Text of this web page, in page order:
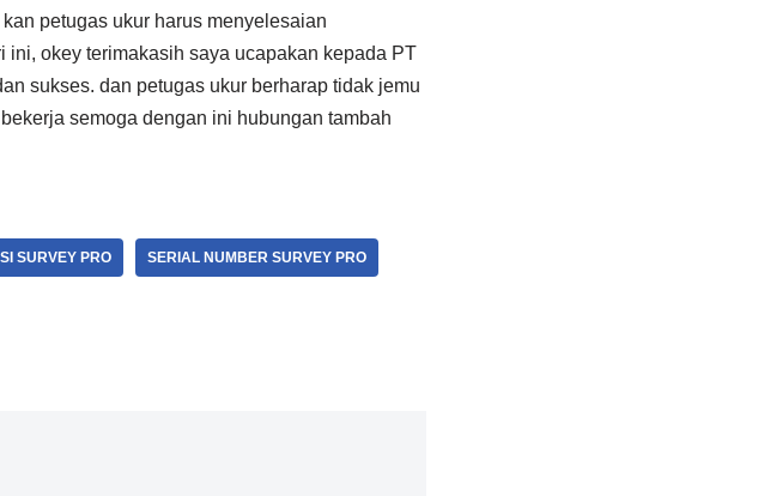
petugas ukur harus menyelesaian
okey terimakasih saya ucapakan kepada PT
sukses. dan petugas ukur berharap tidak jemu
semoga dengan ini hubungan tambah
SURVEY PRO SERIAL NUMBER SURVEY PRO